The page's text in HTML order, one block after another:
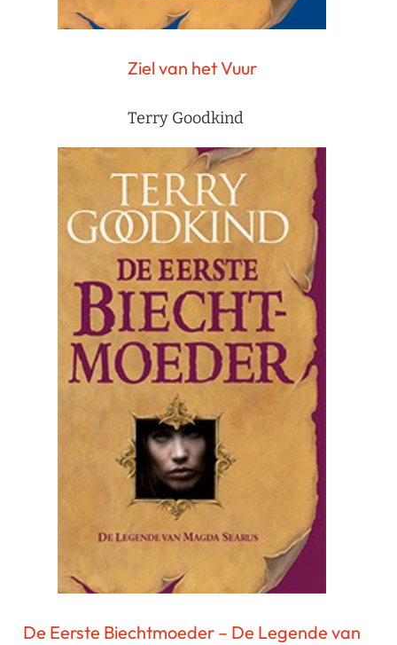
Ziel van het Vuur
Terry Goodkind
De Eerste Biechtmoeder – De Legende van